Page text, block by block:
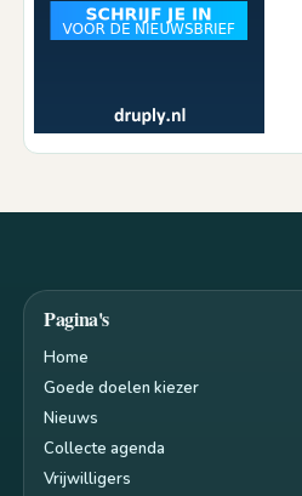
Pagina's
Home
Goede doelen kiezer
Nieuws
Collecte agenda
Vrijwilligers